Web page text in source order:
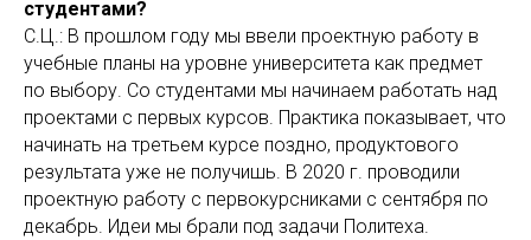
студентами?
С.Ц.: В прошлом году мы ввели проектную работу в
учебные планы на уровне университета как предмет
по выбору. Со студентами мы начинаем работать над
проектами с первых курсов. Практика показывает, что
начинать на третьем курсе поздно, продуктового
результата уже не получишь. В 2020 г. проводили
проектную работу с первокурсниками с сентября по
декабрь. Идеи мы брали под задачи Политеха.